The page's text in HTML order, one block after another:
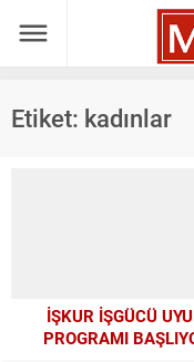
Etiket: kadınlar
İŞKUR İŞGÜCÜ
PROGRAMI